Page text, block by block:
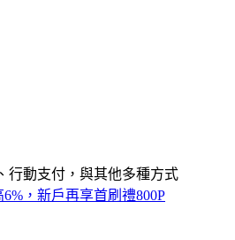
行動支付，與其他多種方式
6%，新戶再享首刷禮800P